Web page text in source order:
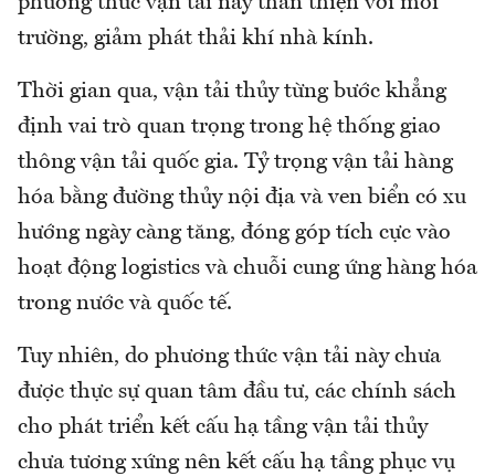
trường, giảm phát thải khí nhà kính.
Thời gian qua, vận tải thủy từng bước khẳng
định vai trò quan trọng trong hệ thống giao
thông vận tải quốc gia. Tỷ trọng vận tải hàng
hóa bằng đường thủy nội địa và ven biển có xu
hướng ngày càng tăng, đóng góp tích cực vào
hoạt động logistics và chuỗi cung ứng hàng hóa
trong nước và quốc tế.
Tuy nhiên, do phương thức vận tải này chưa
được thực sự quan tâm đầu tư, các chính sách
cho phát triển kết cấu hạ tầng vận tải thủy
chưa tương xứng nên kết cấu hạ tầng phục vụ